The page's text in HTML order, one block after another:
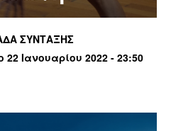
ΣΥΝΤΑΞΗΣ
Ιανουαρίου 2022 - 23:50